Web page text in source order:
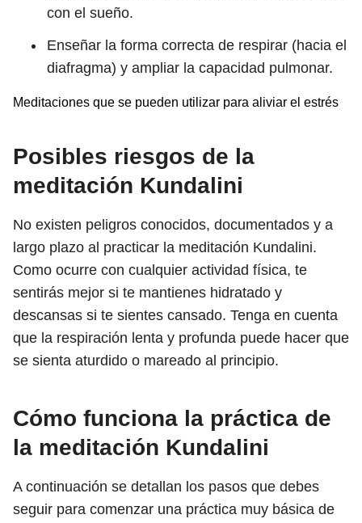
con el sueño.
Enseñar la forma correcta de respirar (hacia el
diafragma) y ampliar la capacidad pulmonar.
Meditaciones que se pueden utilizar para aliviar el estrés
Posibles riesgos de la
meditación Kundalini
No existen peligros conocidos, documentados y a
largo plazo al practicar la meditación Kundalini.
Como ocurre con cualquier actividad física, te
sentirás mejor si te mantienes hidratado y
descansas si te sientes cansado. Tenga en cuenta
que la respiración lenta y profunda puede hacer que
se sienta aturdido o mareado al principio.
Cómo funciona la práctica de
la meditación Kundalini
A continuación se detallan los pasos que debes
seguir para comenzar una práctica muy básica de